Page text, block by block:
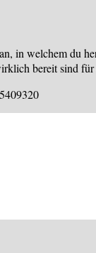
in welchem du
bereit sind